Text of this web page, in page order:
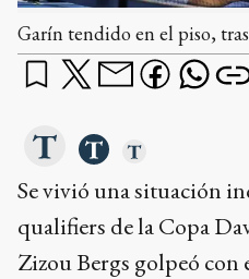
Garín tendido en el piso,
Se vivió una situación
qualifiers de la Copa
Zizou Bergs golpeó con